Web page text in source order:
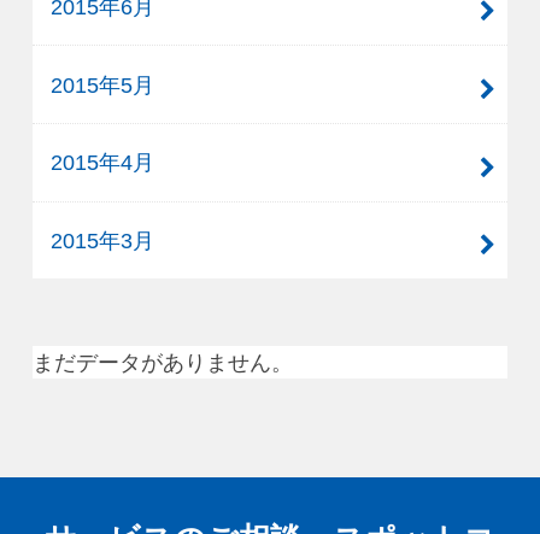
2015年6月
2015年5月
2015年4月
2015年3月
まだデータがありません。